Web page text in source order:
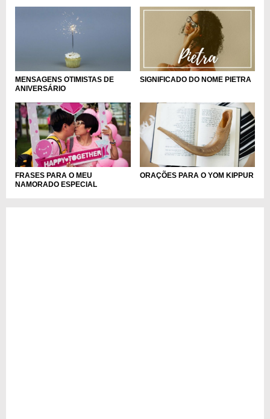
MENSAGENS OTIMISTAS DE
ANIVERSÁRIO
SIGNIFICADO DO NOME PIETRA
FRASES PARA O MEU
NAMORADO ESPECIAL
ORAÇÕES PARA O YOM KIPPUR